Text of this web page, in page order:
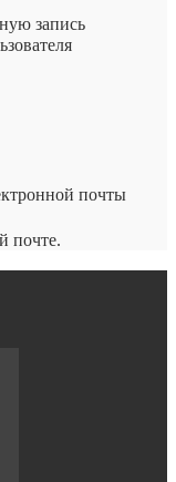
запись
почты
почте.